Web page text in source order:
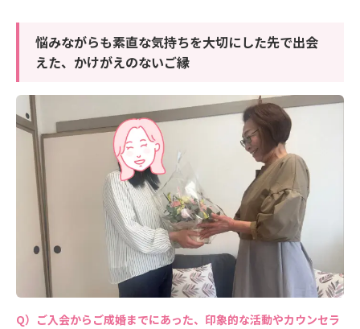
悩みながらも素直な気持ちを大切にした先で出会
えた、かけがえのないご縁
ご入会からご成婚までにあった、印象的な活動やカウンセラ